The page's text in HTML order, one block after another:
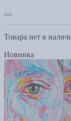
Товара нет в
Новинка